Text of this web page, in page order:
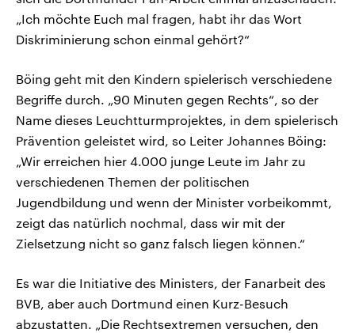
„Ich möchte Euch mal fragen, habt ihr das Wort
Diskriminierung schon einmal gehört?“
Böing geht mit den Kindern spielerisch verschiedene
Begriffe durch. „90 Minuten gegen Rechts“, so der
Name dieses Leuchtturmprojektes, in dem spielerisch
Prävention geleistet wird, so Leiter Johannes Böing:
„Wir erreichen hier 4.000 junge Leute im Jahr zu
verschiedenen Themen der politischen
Jugendbildung und wenn der Minister vorbeikommt,
zeigt das natürlich nochmal, dass wir mit der
Zielsetzung nicht so ganz falsch liegen können.“
Es war die Initiative des Ministers, der Fanarbeit des
BVB, aber auch Dortmund einen Kurz-Besuch
abzustatten. „Die Rechtsextremen versuchen, den